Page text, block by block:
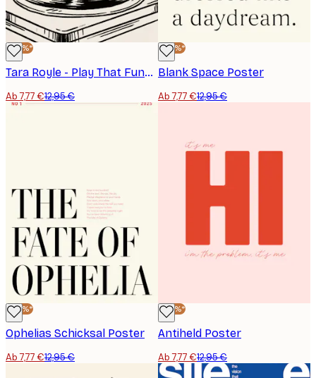
-40%*
Tara Royle - Play That Funky Cat Poster
Ab 7,77 €12,95 €
-40%*
Blank Space Poster
Ab 7,77 €12,95 €
-40%*
Ophelias Schicksal Poster
Ab 7,77 €12,95 €
-40%*
Antiheld Poster
Ab 7,77 €12,95 €